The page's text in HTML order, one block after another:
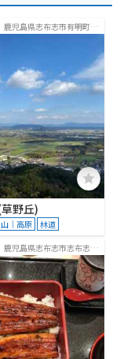
鹿児島県志布志市有明町野
野丘)
山｜高原 林道
鹿児島県志布志市志布志町
志布志１２８６−８